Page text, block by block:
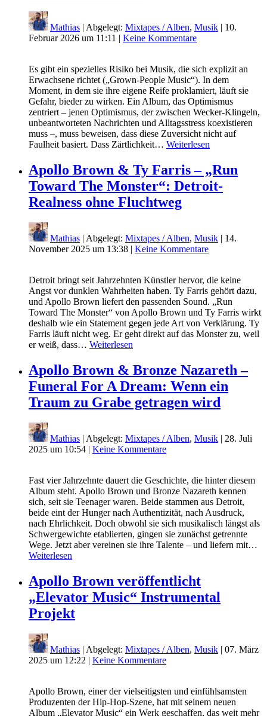
Mathias | Abgelegt: Mixtapes / Alben, Musik | 10.
Februar 2026 um 11:11 | Keine Kommentare
Es gibt ein spezielles Risiko bei Musik, die sich explizit an
Erwachsene richtet („Grown-People Music“). In dem
Moment, in dem sie ihre eigene Reife proklamiert, läuft sie
Gefahr, bieder zu wirken. Ein Album, das Optimismus
zentriert – jenen Optimismus, der zwischen Wecker-Klingeln,
unbeantworteten Nachrichten und Alltagsstress koexistieren
muss –, muss beweisen, dass diese Zuversicht nicht auf
Faulheit basiert. Dass Zärtlichkeit… Weiterlesen
Apollo Brown & Ty Farris – „Run
Toward The Monster“: Detroit-
Realness ohne Fluchtweg
Mathias | Abgelegt: Mixtapes / Alben, Musik | 14.
November 2025 um 13:38 | Keine Kommentare
Detroit bringt seit Jahrzehnten Künstler hervor, die keine
Angst vor dunklen Wahrheiten haben. Ty Farris gehört dazu,
und Apollo Brown liefert den passenden Sound. „Run
Toward The Monster“ von Apollo Brown und Ty Farris wirkt
deshalb wie ein Statement gegen jede Art von Verklärung. Ty
Farris läuft nicht weg. Er geht direkt auf das Monster zu, weil
er weiß, dass… Weiterlesen
Apollo Brown & Bronze Nazareth –
Funeral For A Dream: Wenn ein
Traum zu Grabe getragen wird
Mathias | Abgelegt: Mixtapes / Alben, Musik | 28. Juli
2025 um 10:54 | Keine Kommentare
Fast vier Jahrzehnte dauert die Geschichte, die hinter diesem
Album steht. Apollo Brown und Bronze Nazareth kennen
sich, seit sie Teenager waren. Beide stammen aus Detroit,
beide eint der Hunger nach Authentizität, nach Ausdruck,
nach Ehrlichkeit. Doch obwohl sie sich musikalisch längst als
Schwergewichte etablierten, gingen sie zunächst getrennte
Wege. Jetzt aber vereinen sie ihre Talente – und liefern mit…
Weiterlesen
Apollo Brown veröffentlicht
„Elevator Music“ Instrumental
Projekt
Mathias | Abgelegt: Mixtapes / Alben, Musik | 07. März
2025 um 12:22 | Keine Kommentare
Apollo Brown, einer der vielseitigsten und einfühlsamsten
Produzenten der Hip-Hop-Szene, hat mit seinem neuen
Album „Elevator Music“ ein Werk geschaffen, das weit mehr